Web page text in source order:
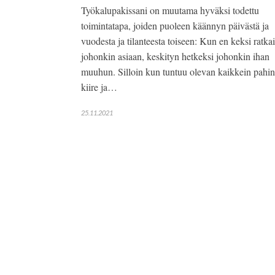
Työkalupakissani on muutama hyväksi todettu
toimintatapa, joiden puoleen käännyn päivästä ja
vuodesta ja tilanteesta toiseen: Kun en keksi
johonkin asiaan, keskityn hetkeksi johonkin ihan
muuhun. Silloin kun tuntuu olevan kaikkein pahin
kiire ja…
25.11.2021